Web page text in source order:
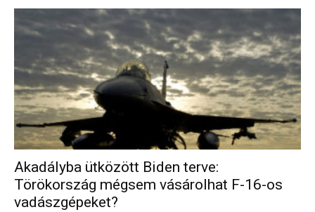
Akadályba ütközött Biden terve:
Törökország mégsem vásárolhat F-16-os
vadászgépeket?